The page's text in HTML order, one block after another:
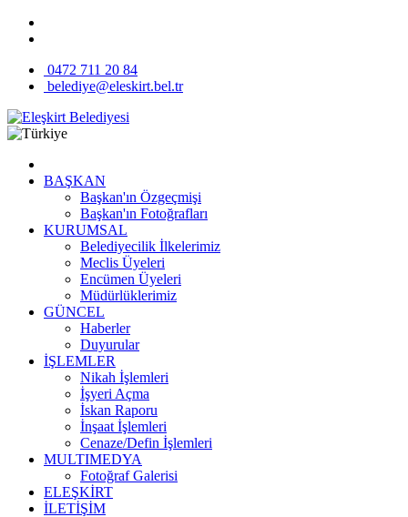
0472 711 20 84
belediye@eleskirt.bel.tr
BAŞKAN
Başkan'ın Özgeçmişi
Başkan'ın Fotoğrafları
KURUMSAL
Belediyecilik İlkelerimiz
Meclis Üyeleri
Encümen Üyeleri
Müdürlüklerimiz
GÜNCEL
Haberler
Duyurular
İŞLEMLER
Nikah İşlemleri
İşyeri Açma
İskan Raporu
İnşaat İşlemleri
Cenaze/Defin İşlemleri
MULTIMEDYA
Fotoğraf Galerisi
ELEŞKİRT
İLETİŞİM